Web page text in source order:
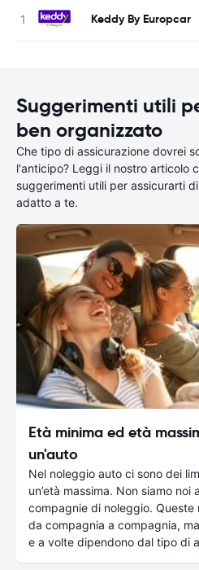
Keddy By Europcar
Suggerimenti utili
ben organizzato
Che tipo di assicurazione dovrei
l'anticipo? Leggi il nostro articolo
suggerimenti utili per assicurarti
adatto a te.
Età minima ed età
un'auto
Nel noleggio auto ci sono dei
un’età massima. Non siamo
compagnie di noleggio. Queste
da compagnia a compagnia,
e a volte dipendono dal tipo di